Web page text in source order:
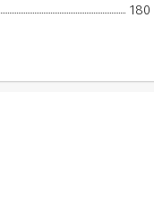
180